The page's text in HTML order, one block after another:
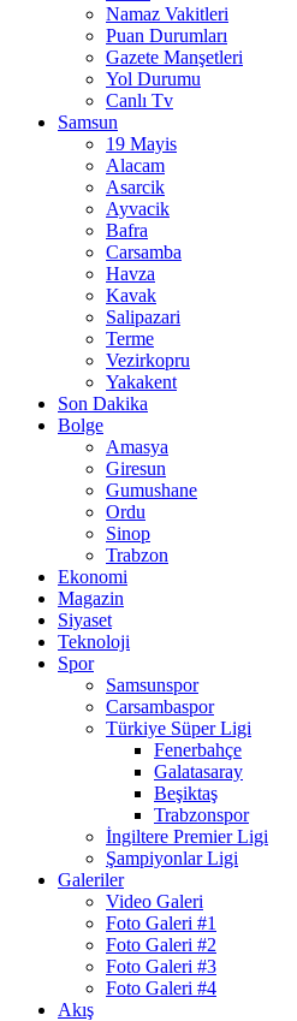
Namaz Vakitleri
Puan Durumları
Gazete Manşetleri
Yol Durumu
Canlı Tv
Samsun
19 Mayis
Alacam
Asarcik
Ayvacik
Bafra
Carsamba
Havza
Kavak
Salipazari
Terme
Vezirkopru
Yakakent
Son Dakika
Bolge
Amasya
Giresun
Gumushane
Ordu
Sinop
Trabzon
Ekonomi
Magazin
Siyaset
Teknoloji
Spor
Samsunspor
Carsambaspor
Türkiye Süper Ligi
Fenerbahçe
Galatasaray
Beşiktaş
Trabzonspor
İngiltere Premier Ligi
Şampiyonlar Ligi
Galeriler
Video Galeri
Foto Galeri #1
Foto Galeri #2
Foto Galeri #3
Foto Galeri #4
Akış